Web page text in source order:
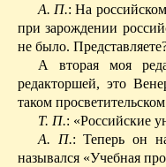
А. П.: На
при зарождении
не было.
А вторая моя
редакторшей, это
таком
Т. П.: «Российские
А. П.: Теперь он
назывался «Учебная